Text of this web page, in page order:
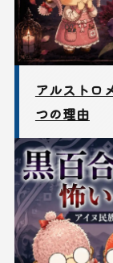
アルストロ
つの理由